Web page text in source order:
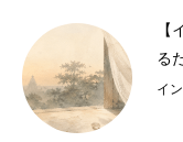
ネスに生き
リズムを...